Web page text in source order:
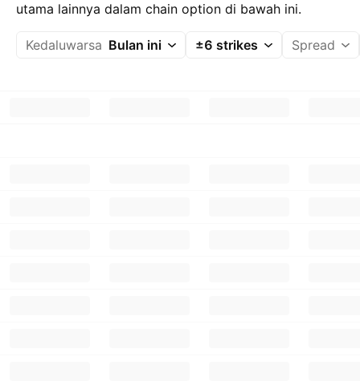
utama lainnya dalam chain option di bawah ini.
Kedaluwarsa Bulan ini ±6 strikes Spread